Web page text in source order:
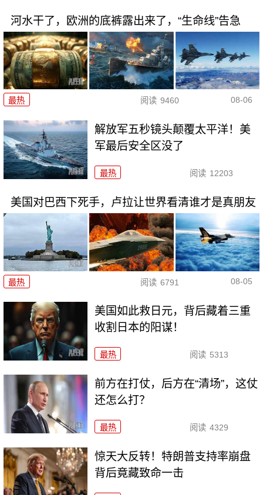
河水干了，欧洲的底裤露出来了，“生命线”告急
最热 阅读 9460 08-06
解放军五秒镜头颠覆太平洋！美
军最后安全区没了
最热 阅读 12203
美国对巴西下死手，卢拉让世界看清谁才是真朋友
最热 阅读 6791 08-05
美国如此救日元，背后藏着三重
收割日本的阳谋！
最热 阅读 5313
前方在打仗，后方在“清场”，这仗
还怎么打？
最热 阅读 4329
惊天大反转！特朗普支持率崩盘
背后竟藏致命一击